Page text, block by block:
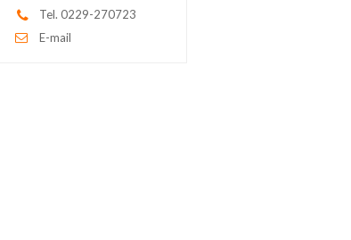
Tel. 0229-270723
E-mail